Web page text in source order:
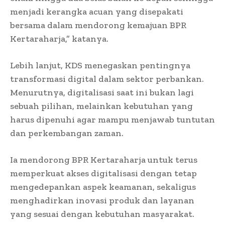
menjadi kerangka acuan yang disepakati
bersama dalam mendorong kemajuan BPR
Kertaraharja,” katanya.
Lebih lanjut, KDS menegaskan pentingnya
transformasi digital dalam sektor perbankan.
Menurutnya, digitalisasi saat ini bukan lagi
sebuah pilihan, melainkan kebutuhan yang
harus dipenuhi agar mampu menjawab tuntutan
dan perkembangan zaman.
Ia mendorong BPR Kertaraharja untuk terus
memperkuat akses digitalisasi dengan tetap
mengedepankan aspek keamanan, sekaligus
menghadirkan inovasi produk dan layanan
yang sesuai dengan kebutuhan masyarakat.